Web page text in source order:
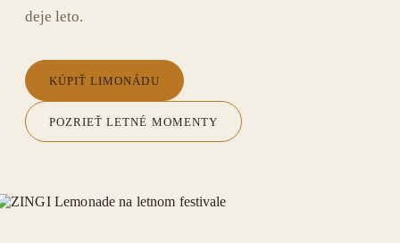
deje leto.
KÚPIŤ LIMONÁDU
POZRIEŤ LETNÉ MOMENTY